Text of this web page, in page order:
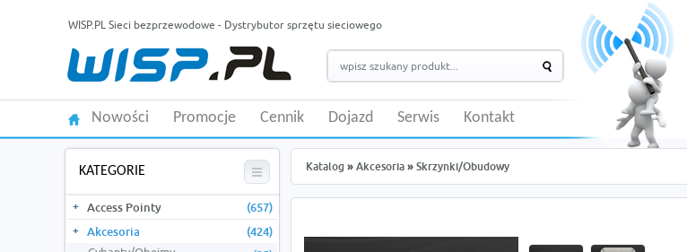
WISP.PL Sieci bezprzewodowe - Dystrybutor sprzętu sieciowego
Nowości Promocje Cennik Dojazd Serwis Kontakt
KATEGORIE
Access Pointy
(657)
Akcesoria
(424)
Katalog » Akcesoria » Skrzynki/Obudowy